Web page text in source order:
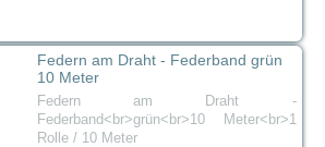
Federn am Draht - Federband grün
10 Meter
Federn am Draht -
Federband<br>grün<br>10 Meter<br>1
Rolle / 10 Meter